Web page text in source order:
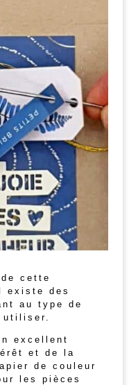
cette
existe des
au type de
utiliser.
excellent
et de la
de couleur
les pièces